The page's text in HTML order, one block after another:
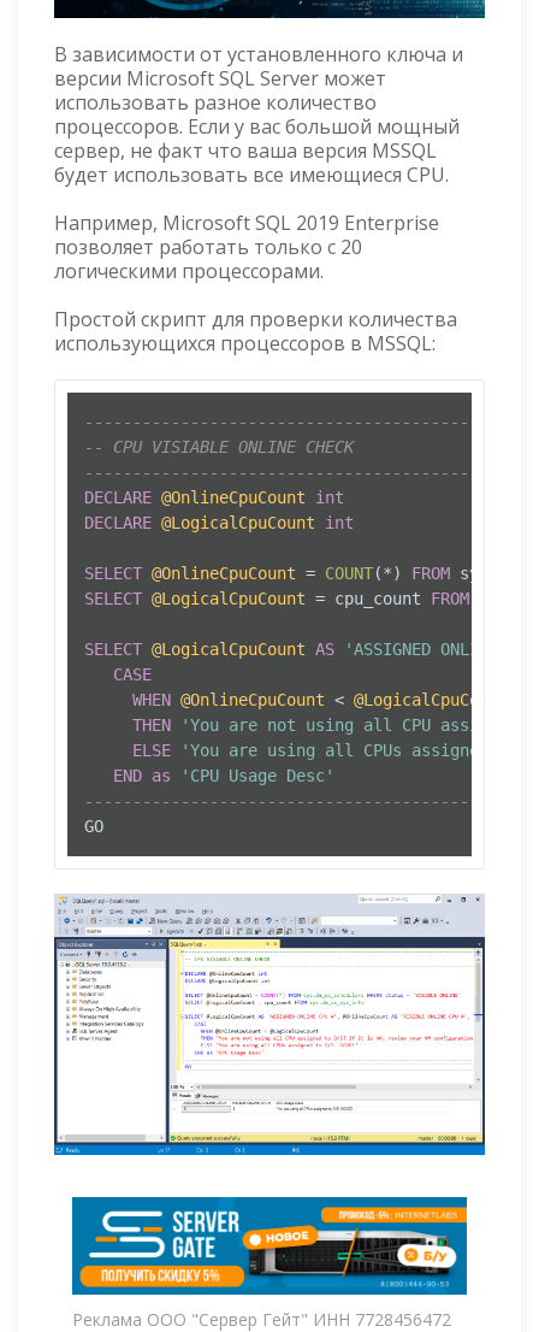
В зависимости от установленного ключа и
версии Microsoft SQL Server может
использовать разное количество
процессоров. Если у вас большой мощный
сервер, не факт что ваша версия MSSQL
будет использовать все имеющиеся CPU.
Например, Microsoft SQL 2019 Enterprise
позволяет работать только с 20
логическими процессорами.
Простой скрипт для проверки количества
использующихся процессоров в MSSQL:
-- CPU VISIABLE ONLINE CHECK
DECLARE @OnlineCpuCount
int
DECLARE @LogicalCpuCount int
SELECT @OnlineCpuCount = COUNT(*) FROM
SELECT @LogicalCpuCount = cpu_count FROM
SELECT @LogicalCpuCount AS
'ASSIGNED ONLINE
CASE
WHEN @OnlineCpuCount < @LogicalCpuCount
THEN
'You are not using all CPU
ELSE
'You are using all CPUs assigned to
END as
'CPU Usage Desc'
GO
Реклама ООО "Сервер Гейт" ИНН 7728456472